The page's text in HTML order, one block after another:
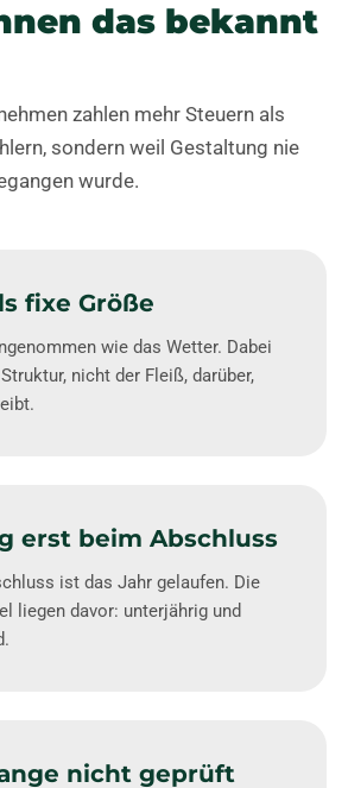
das bekannt
zahlen mehr Steuern als
sondern weil Gestaltung nie
wurde.
fixe Größe
wie das Wetter. Dabei
nicht der Fleiß, darüber,
erst beim Abschluss
ist das Jahr gelaufen. Die
liegen davor: unterjährig und
nicht geprüft